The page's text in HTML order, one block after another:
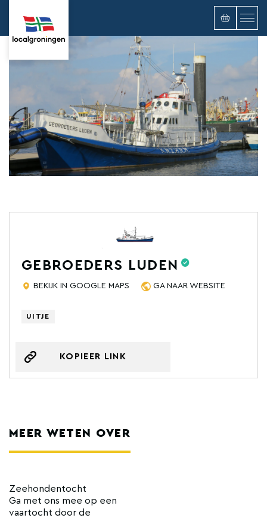
GEBROEDERS LUDEN
BEKIJK IN GOOGLE MAPS GA NAAR WEBSITE
UITJE
KOPIEER LINK
MEER WETEN OVER
Zeehondentocht
Ga met ons mee op een
vaartocht door de